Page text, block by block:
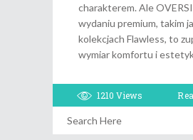
charakterem. Ale
wydaniu premium, takim
kolekcjach Flawless, to
wymiar komfortu i
1210 Views